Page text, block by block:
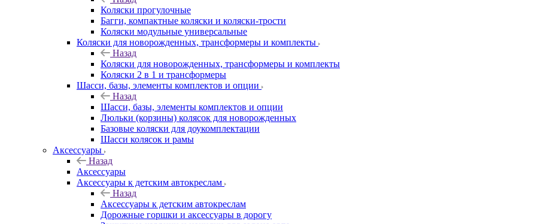
Коляски прогулочные
Багги, компактные коляски и коляски-трости
Коляски модульные универсальные
Коляски для новорожденных, трансформеры и комплекты
Назад
Коляски для новорожденных, трансформеры и комплекты
Коляски 2 в 1 и трансформеры
Шасси, базы, элементы комплектов и опции
Назад
Шасси, базы, элементы комплектов и опции
Люльки (корзины) колясок для новорожденных
Базовые коляски для доукомплектации
Шасси колясок и рамы
Аксессуары
Назад
Аксессуары
Аксессуары к детским автокреслам
Назад
Аксессуары к детским автокреслам
Дорожные горшки и аксессуары в дорогу